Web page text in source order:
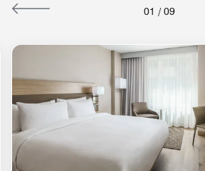
01 / 09
de expansión